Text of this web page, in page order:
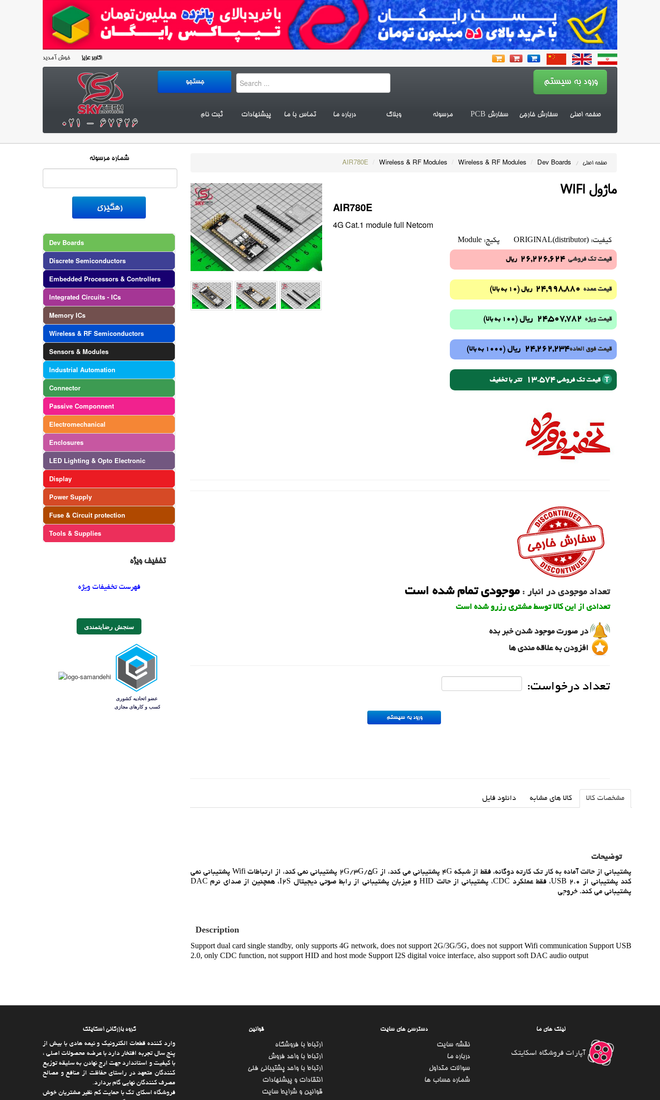
کاربر عزیزخوش آمدید!
صفحه اصلی سفارش خارجی سفارش PCB مرسوله وبلاگ درباره ما تماس با ما پیشنهادات ثبت نام
شماره مرسوله
Dev Boards
Discrete Semiconductors
Embedded Processors & Controllers
Integrated Circuits - ICs
Memory ICs
Wireless & RF Semiconductors
Sensors & Modules
Industrial Automation
Connector
Passive Componnent
Electromechanical
Enclosures
LED Lighting & Opto Electronic
Display
Power Supply
Fuse & Circuit protection
Tools & Supplies
تخفیف ویژه
فهرست تخفیفات ویژه
سنجش رضایتمندی
صفحه اصلی /
Dev Boards
/
Wireless & RF Modules
/
Wireless & RF Modules
/
AIR780E
ماژول WIFI
AIR780E
4G Cat.1 module full Netcom
کیفیت: ORIGINAL(distributor) پکیج: Module
قیمت تک فروشی 26,226,624 ریال
قیمت عمده 24,998,880 ریال (10 به بالا)
قیمت ویژه 24,507,782 ریال (100 به بالا)
قیمت فوق العاده24,262,234 ریال (1000 به بالا)
قیمت تک فروشی 13.574 تتر با تخفیف
تعداد موجودی در انبار :موجودی تمام شده است
تعدادی از این کالا توسط مشتری رزرو شده است
در صورت موجود شدن خبر بده
افزودن به علاقه مندی ها
تعداد درخواست:
مشخصات کالا کالا های مشابه دانلود فایل
توضیحات
پشتيباني از حالت آماده به کار تک کارته دوگانه، فقط از شبکه 4G پشتيباني مي کند، از 2G/3G/5G پشتيباني نمي کند، از ارتباطات Wifi پشتيباني نمي
کند پشتيباني از USB 2.0، فقط عملکرد CDC، پشتيباني از حالت HID و ميزبان پشتيباني از رابط صوتي ديجيتال I2S، همچنين از صداي نرم DAC
پشتيباني مي کند. خروجي
Description
Support dual card single standby, only supports 4G network, does not support 2G/3G/5G, does not support Wifi communication Support USB
2.0, only CDC function, not support HID and host mode Support I2S digital voice interface, also support soft DAC audio output
گروه بازرگانی اسکایتک
وارد كننده قطعات الکترونیک و نیمه هادی با بیش از
پنج سال تجربه افتخار دارد با عرضه محصولات اصلی ،
با كیفیت و استاندارد جهت ارج نهادن به سلیقه توزیع
كنندگان متعهد در راستای حفاظت از منافع و مصالح
مصرف كنندگان نهایی گام بردارد.
فروشگاه اسکای تک با حمایت كم نظیر مشتریان خوش
قوانین
ارتباط با فروشگاه
ارتباط با واحد فروش
ارتباط با واحد پشتیبانی فنی
انتقادات و پیشنهادات
قوانین و شرایط سایت
دسترسی های سایت
نقشه سایت
درباره ما
سوالات متداول
شماره حساب ها
لینک های ما
آپارات فروشگاه اسکایتک